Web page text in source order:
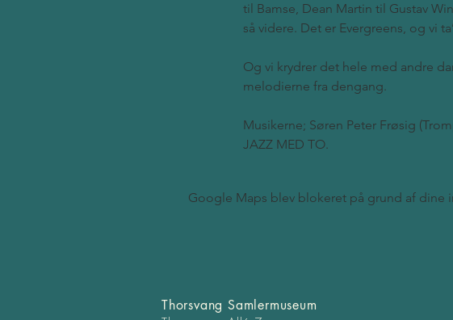
til Bamse, Dean Martin til Gustav
så videre. Det er Evergreens, og vi
Og vi krydrer det hele med andre
melodierne fra dengang.
Musikerne; Søren Peter Frøsig
JAZZ MED TO.
Google Maps blev blokeret på grund af
Thorsvang Samlermuseum